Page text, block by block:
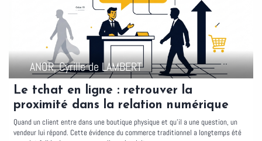
ANOR, Cyrille de LAMBERT
Le tchat en ligne : retrouver la
proximité dans la relation numérique
Quand un client entre dans une boutique physique et qu'il a une question, un
vendeur lui répond. Cette évidence du commerce traditionnel a longtemps été